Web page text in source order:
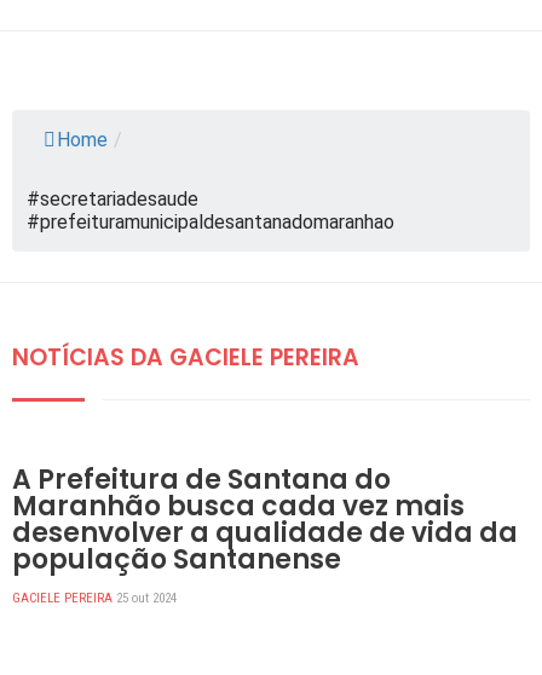
Home /
#secretariadesaude
#prefeituramunicipaldesantanadomaranhao
NOTÍCIAS DA GACIELE PEREIRA
A Prefeitura de Santana do
Maranhão busca cada vez mais
desenvolver a qualidade de vida da
população Santanense
GACIELE PEREIRA 25 out 2024